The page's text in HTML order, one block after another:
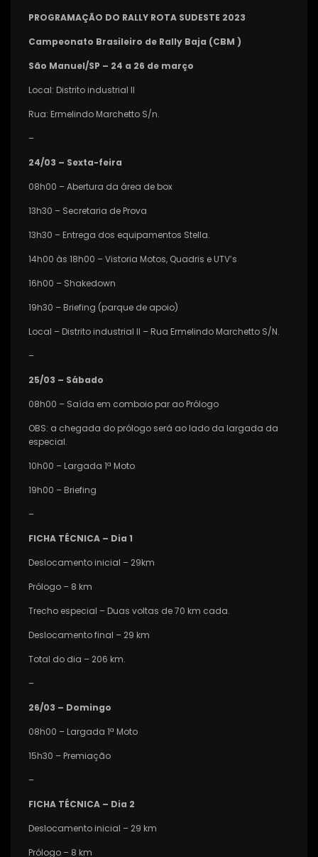
PROGRAMAÇÃO DO RALLY ROTA SUDESTE 2023
Campeonato Brasileiro de Rally Baja (CBM )
São Manuel/SP – 24 a 26 de março
Local: Distrito industrial II
Rua: Ermelindo Marchetto S/n.
–
24/03 – Sexta-feira
08h00 – Abertura da área de box
13h30 – Secretaria de Prova
13h30 – Entrega dos equipamentos Stella.
14h00 às 18h00 – Vistoria Motos, Quadris e UTV’s
16h00 – Shakedown
19h30 – Briefing (parque de apoio)
Local – Distrito industrial II – Rua Ermelindo Marchetto S/N.
–
25/03 – Sábado
08h00 – Saída em comboio par ao Prólogo
OBS: a chegada do prólogo será ao lado da largada da
especial.
10h00 – Largada 1ª Moto
19h00 – Briefing
–
FICHA TÉCNICA – Dia 1
Deslocamento iniciaI – 29km
Prólogo – 8 km
Trecho especial – Duas voltas de 70 km cada.
Deslocamento final – 29 km
Total do dia – 206 km.
–
26/03 – Domingo
08h00 – Largada 1ª Moto
15h30 – Premiação
–
FICHA TÉCNICA – Dia 2
Deslocamento inicial – 29 km
Prólogo – 8 km